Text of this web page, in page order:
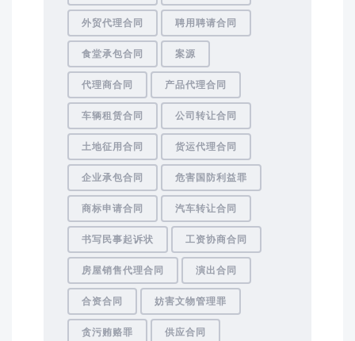
外贸代理合同 聘用聘请合同
食堂承包合同 案源
代理商合同 产品代理合同
车辆租赁合同 公司转让合同
土地征用合同 货运代理合同
企业承包合同 危害国防利益罪
商标申请合同 汽车转让合同
书写民事起诉状 工资协商合同
房屋销售代理合同 演出合同
合资合同 妨害文物管理罪
贪污贿赂罪 供应合同